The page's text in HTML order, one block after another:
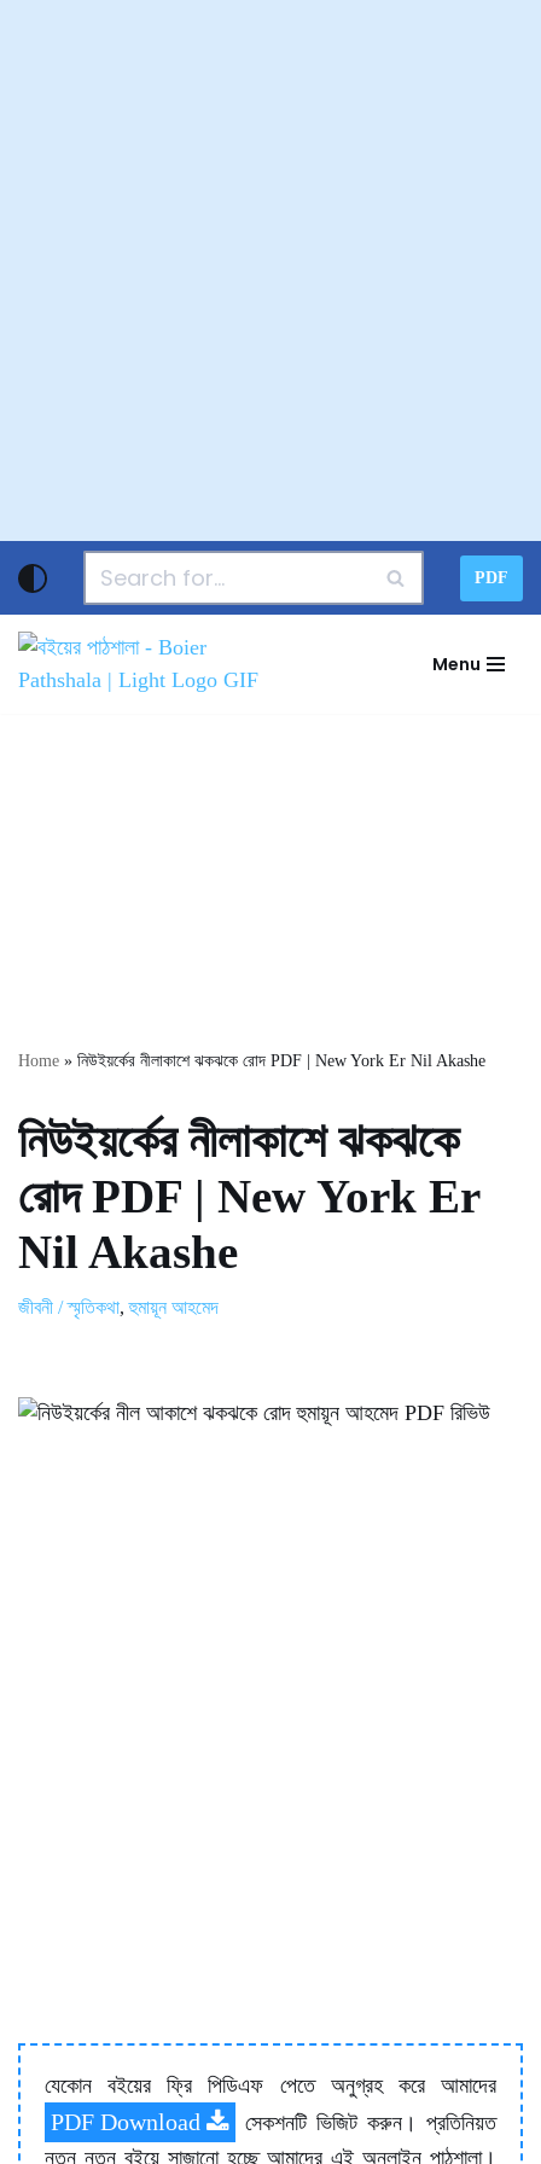
to
content
PDF
Menu
Home » নিউইয়র্কের নীলাকাশে ঝকঝকে রোদ PDF | New York Er Nil Akashe
নিউইয়র্কের নীলাকাশে ঝকঝকে
রোদ PDF | New York Er
Nil Akashe
জীবনী / স্মৃতিকথা,হুমায়ূন আহমেদ
যেকোন বইয়ের ফ্রি পিডিএফ পেতে অনুগ্রহ করে আমাদের
PDF Download
সেকশনটি ভিজিট করুন। প্রতিনিয়ত
নতুন নতুন বইয়ে সাজানো হচ্ছে আমাদের এই অনলাইন পাঠশালা।